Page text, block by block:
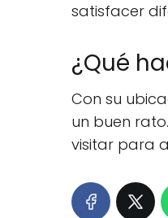
satisfacer
¿Qué
Con su
un buen
visitar para